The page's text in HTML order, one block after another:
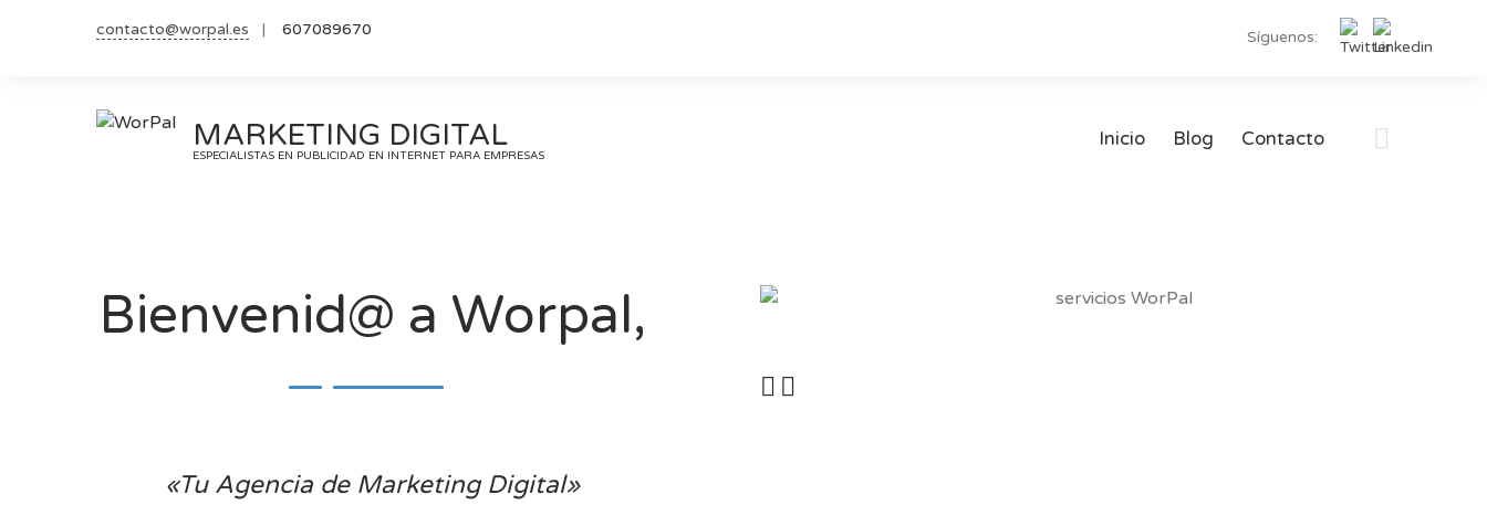
contacto@worpal.es 607089670 Síguenos:
MARKETING DIGITAL
ESPECIALISTAS EN PUBLICIDAD EN INTERNET PARA EMPRESAS
Inicio Blog Contacto
Bienvenid@ a Worpal,
«Tu Agencia de Marketing Digital»